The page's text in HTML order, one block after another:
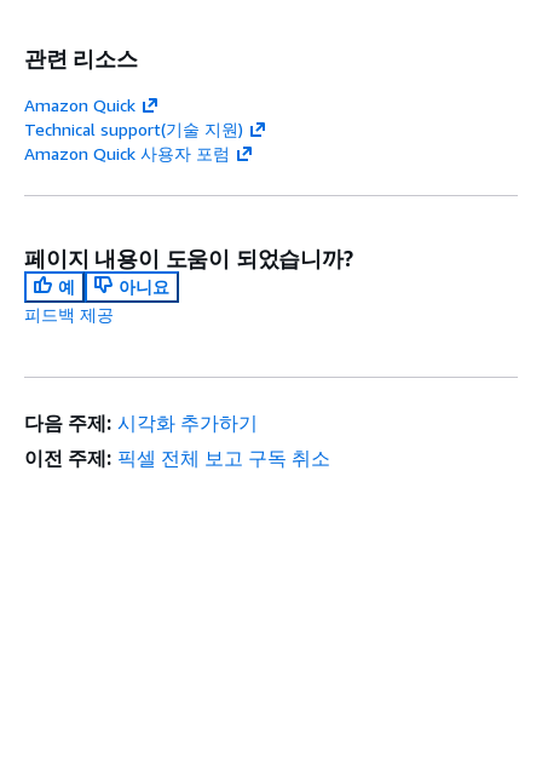
관련 리소스
Amazon Quick
Technical support(기술 지원)
Amazon Quick 사용자 포럼
페이지 내용이 도움이 되었습니까?
예
아니요
피드백 제공
다음 주제: 시각화 추가하기
이전 주제: 픽셀 전체 보고 구독 취소